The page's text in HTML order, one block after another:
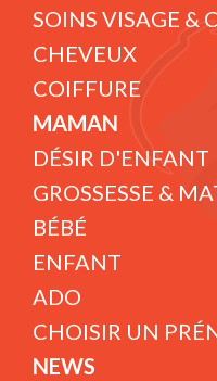
SOINS VISAGE &
CHEVEUX
COIFFURE
MAMAN
DÉSIR D'ENFANT
GROSSESSE &
BÉBÉ
ENFANT
ADO
CHOISIR UN
NEWS